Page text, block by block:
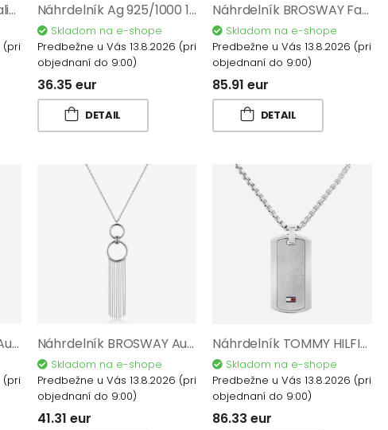
Náhrdelník GUESS G Talisman JUBN06207JWRHT/U
(pri
Náhrdelník Ag 925/1000 1,60 gr AGZJ06802
Skladom na e-shope
Predbežne u Vás 13.8.2026 (pri
objednaní do 9:00)
36.35 eur
DETAIL
Náhrdelník BROSWAY Fancy Mistery Black FMB115
Skladom na e-shope
Predbežne u Vás 13.8.2026 (pri
objednaní do 9:00)
85.91 eur
DETAIL
Náhrdelník BROSWAY Aura BAU03
(pri
Náhrdelník BROSWAY Aura BAU02
Skladom na e-shope
Predbežne u Vás 13.8.2026 (pri
objednaní do 9:00)
41.31 eur
Náhrdelník TOMMY HILFIGER 2790627
Skladom na e-shope
Predbežne u Vás 13.8.2026 (pri
objednaní do 9:00)
86.33 eur